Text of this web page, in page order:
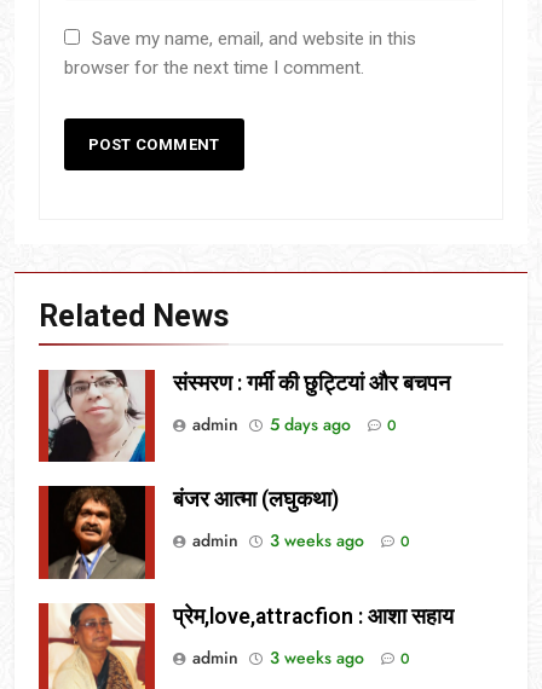
Save my name, email, and website in this
browser for the next time I comment.
Related News
संस्मरण : गर्मी की छुट्टियां और बचपन
admin
5 days ago 0
बंजर आत्मा (लघुकथा)
admin
3 weeks ago 0
प्रेम,love,attracfion : आशा सहाय
admin
3 weeks ago 0